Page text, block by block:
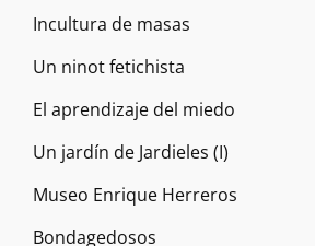
Incultura de masas
Un ninot fetichista
El aprendizaje del miedo
Un jardín de Jardieles (I)
Museo Enrique Herreros
Bondagedosos